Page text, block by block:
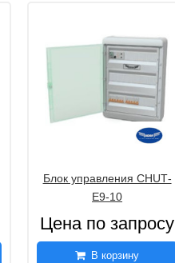
Блок управления CHUТ-
E9-10
Цена по запросу
В корзину